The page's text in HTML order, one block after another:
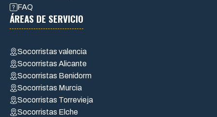
FAQ
ÁREAS DE SERVICIO
Socorristas valencia
Socorristas Alicante
Socorristas Benidorm
Socorristas Murcia
Socorristas Torrevieja
Socorristas Elche